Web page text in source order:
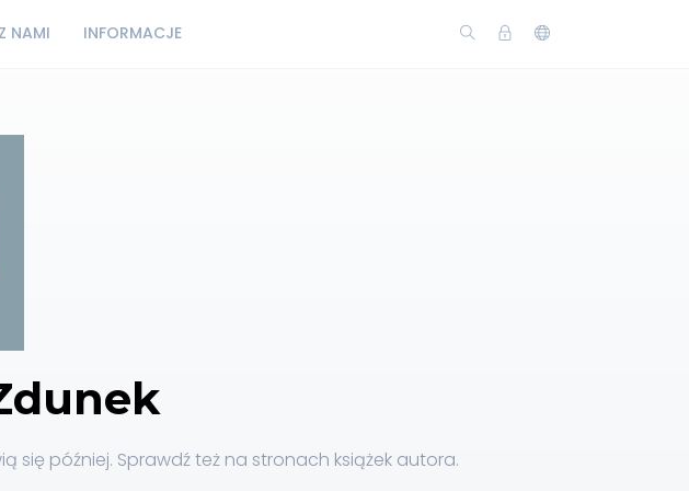
NAMI INFORMACJE
się później. Sprawdź też na stronach książek autora.